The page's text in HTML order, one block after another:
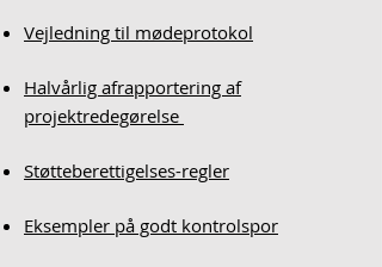
Vejledning til mødeprotokol
Halvårlig afrapportering af
projektredegørelse
Støtteberettigelses-regler
Eksempler på godt kontrolspor